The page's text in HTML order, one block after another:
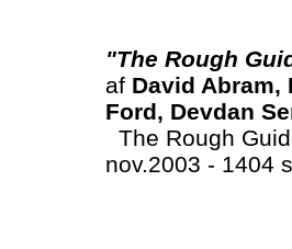
"The Rough
af David Abram,
Ford, Devdan
The Rough
nov.2003 - 1404